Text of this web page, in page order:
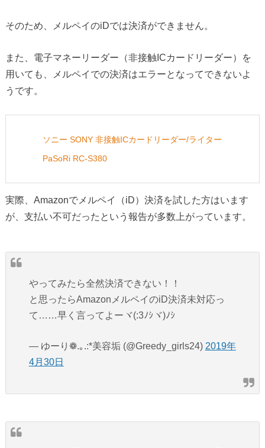
そのため、メルペイのiDでは決済ができません。
また、電子マネーリーダー（非接触ICカードリーダー）を
用いても、メルペイでの決済はエラーとなってできないよ
うです。
ソニー SONY 非接触ICカードリーダー/ライター
PaSoRi RC-S380
実際、Amazonでメルペイ（iD）決済を試した方はいます
が、支払い不可だったという報告が多数上がっています。
やってみたら全然決済できない！！
と思ったらAmazonメルペイのiD決済未対応っ
て……早く言ってよーヾ(:3ﾉｼヾ)ﾉｼ
— ゆーり❁.｡.:*美容垢 (@Greedy_girls24) 2019年
4月30日